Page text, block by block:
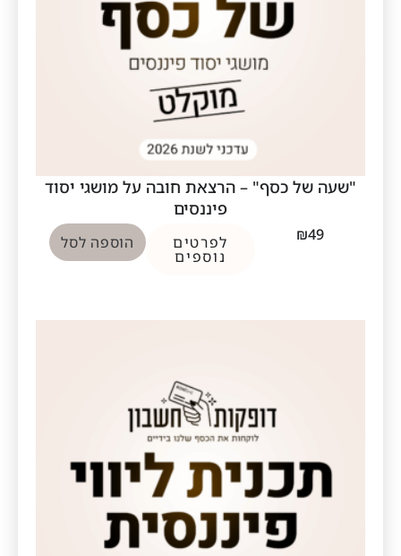
"שעה של כסף" – הרצאת חובה על מושגי יסוד
פיננסים
₪49 לפרטים
נוספים
הוספה לסל